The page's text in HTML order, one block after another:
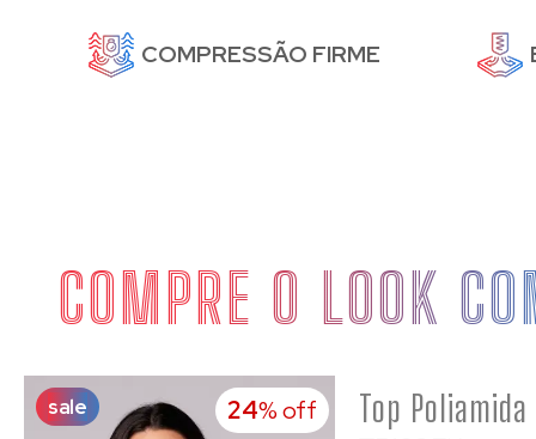
COMPRESSÃO FIRME
COMPRE O LOOK
sale 24% off